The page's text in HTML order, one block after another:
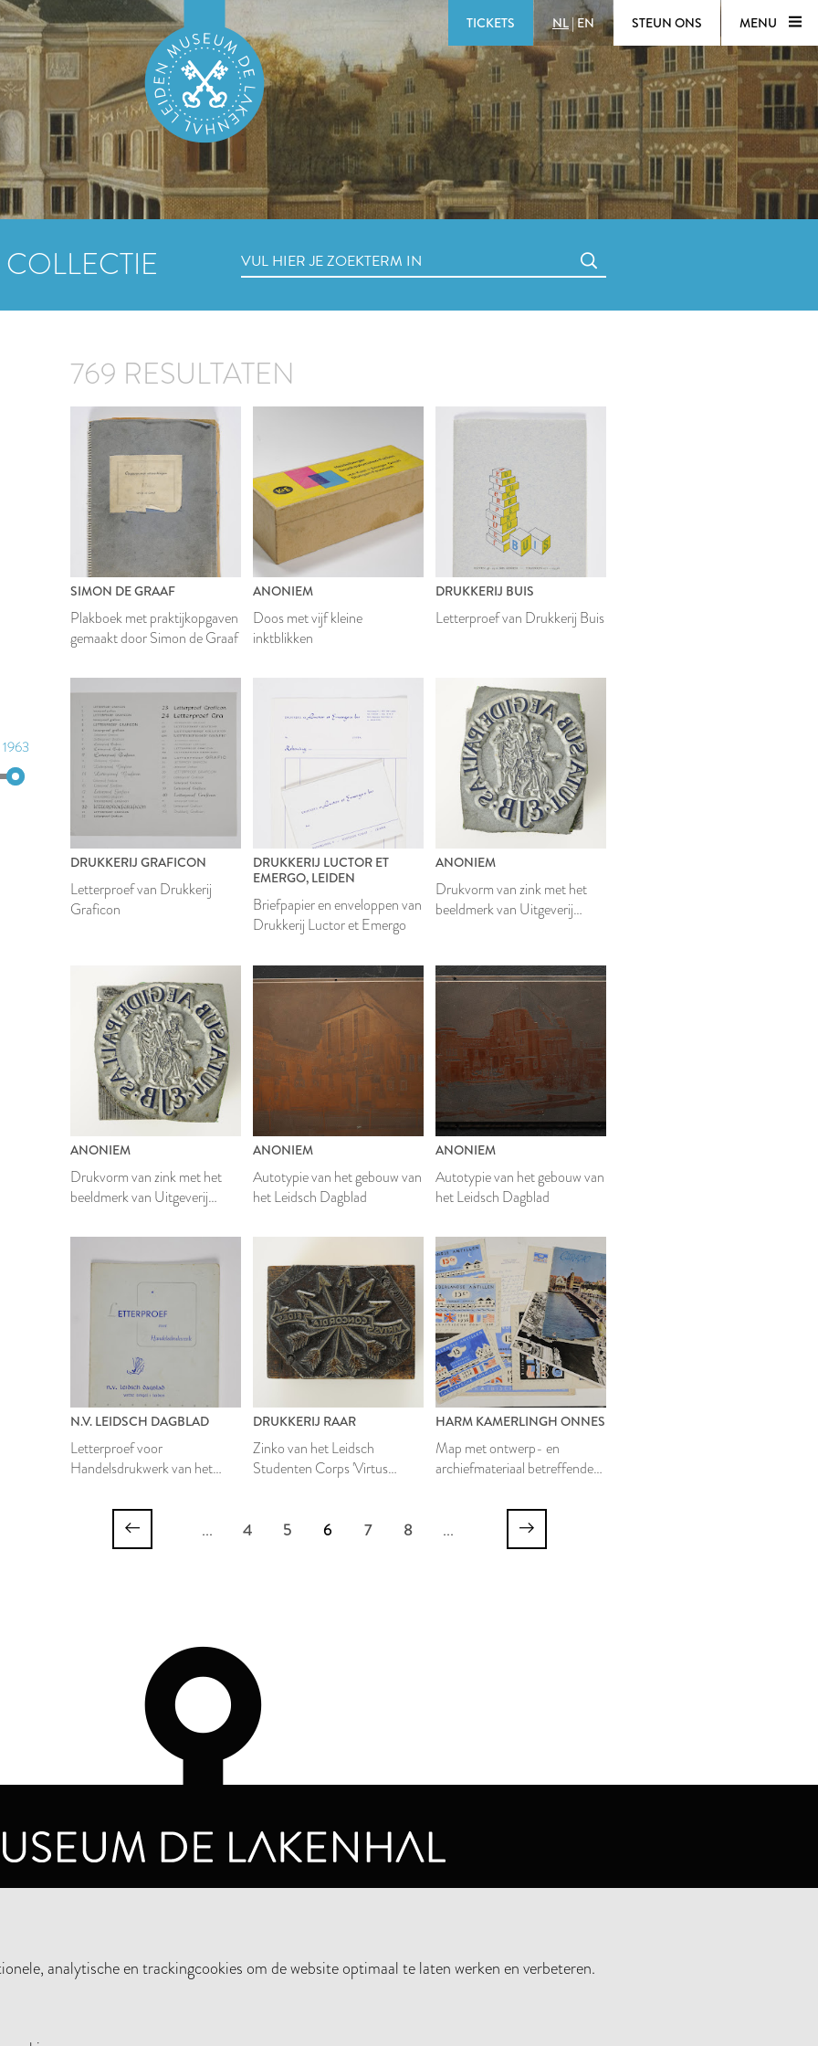
TICKETS NL| EN STEUN ONS MENU
1963
1963
769 RESULTATEN
SIMON DE GRAAF
Plakboek met praktijkopgaven
gemaakt door Simon de Graaf
ANONIEM
Doos met vijf kleine
inktblikken
DRUKKERIJ BUIS
Letterproef van Drukkerij Buis
DRUKKERIJ GRAFICON
Letterproef van Drukkerij
Graficon
DRUKKERIJ LUCTOR ET
EMERGO, LEIDEN
Briefpapier en enveloppen van
Drukkerij Luctor et Emergo
ANONIEM
Drukvorm van zink met het
beeldmerk van Uitgeverij
ANONIEM
Drukvorm van zink met het
beeldmerk van Uitgeverij
ANONIEM
Autotypie van het gebouw van
het Leidsch Dagblad
ANONIEM
Autotypie van het gebouw van
het Leidsch Dagblad
N.V. LEIDSCH DAGBLAD
Letterproef voor
Handelsdrukwerk van het
DRUKKERIJ RAAR
Zinko van het Leidsch
Studenten Corps 'Virtus
HARM KAMERLINGH ONNES
Map met ontwerp- en
archiefmateriaal betreffende
Nederlandse Antillen 1956
... 4 5 6 7 8 ...
analytische en trackingcookies om de website optimaal te laten werken en verbeteren.